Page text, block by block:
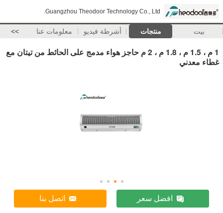
Guangzhou Theodoor Technology Co., Ltd.
بيت منتجات أشرطة فيديو معلومات عنا >>
1 م ، 1.5 م ، 1.8 م ، 2 م حاجز هواء مدمج على الحائط من تيتان مع
غطاء معدني
افضل سعر اتصل بنا